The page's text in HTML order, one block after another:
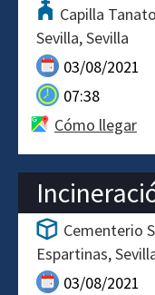
Capilla
Sevilla Sevilla
03/08/2021
07:38
Cómo llegar
Cementerio
Espartinas
03/08/2021